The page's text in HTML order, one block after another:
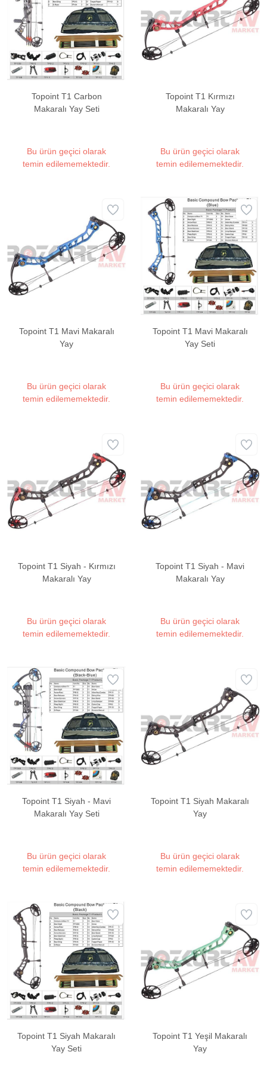
Topoint T1 Carbon
Makaralı Yay Seti
Bu ürün geçici olarak
temin edilememektedir.
Topoint T1 Kırmızı
Makaralı Yay
Bu ürün geçici olarak
temin edilememektedir.
Topoint T1 Mavi Makaralı
Yay
Bu ürün geçici olarak
temin edilememektedir.
Topoint T1 Mavi Makaralı
Yay Seti
Bu ürün geçici olarak
temin edilememektedir.
Topoint T1 Siyah - Kırmızı
Makaralı Yay
Bu ürün geçici olarak
temin edilememektedir.
Topoint T1 Siyah - Mavi
Makaralı Yay
Bu ürün geçici olarak
temin edilememektedir.
Topoint T1 Siyah - Mavi
Makaralı Yay Seti
Bu ürün geçici olarak
temin edilememektedir.
Topoint T1 Siyah Makaralı
Yay
Bu ürün geçici olarak
temin edilememektedir.
Topoint T1 Siyah Makaralı
Yay Seti
Topoint T1 Yeşil Makaralı
Yay